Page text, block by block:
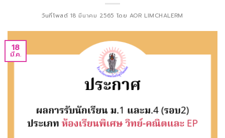
วันที่โพสต์ 18 มีนาคม 2565 โดย AOR LIMCHALERM
18
มี.ค.